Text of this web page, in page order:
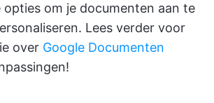
om je documenten aan te
Lees verder voor
over Google Documenten